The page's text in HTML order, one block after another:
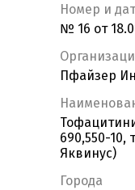
Номер и
№ 16 от
Пфайзер
690,550-10,
Яквинус)
Города